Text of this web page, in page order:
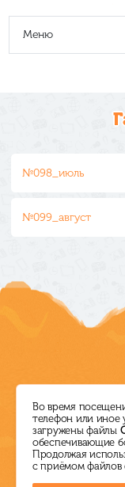
Меню
№098_июль
№099_август
Режим
ПН-ПТ: с
СБ:
Во время
телефон или иное
загружены файлы
обеспечивающие
Продолжая
с приёмом файлов